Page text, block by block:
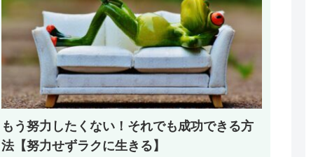
もう努力したくない！それでも成功できる方
法【努力せずラクに生きる】